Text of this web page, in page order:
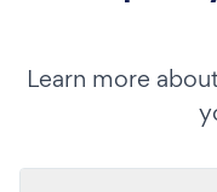
Learn more